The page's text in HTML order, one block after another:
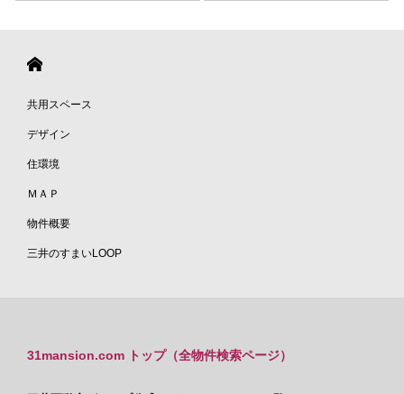
共用スペース
デザイン
住環境
ＭＡＰ
物件概要
三井のすまいLOOP
31mansion.com トップ（全物件検索ページ）